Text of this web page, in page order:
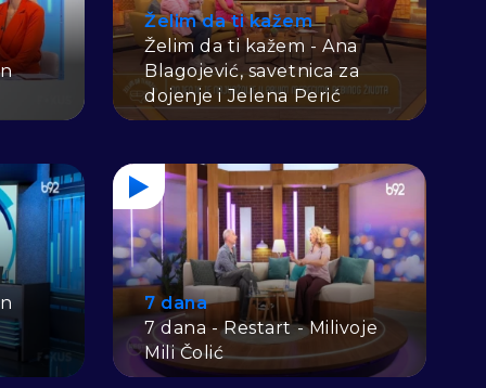
Želim da ti kažem
Želim da ti kažem - Ana
Blagojević, savetnica za
dojenje i Jelena Perić
7 dana
7 dana - Restart - Milivoje
Mili Čolić